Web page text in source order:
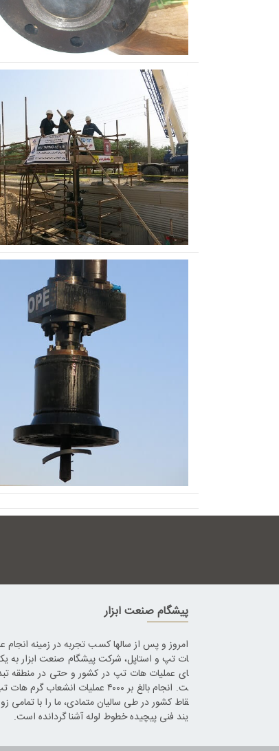
پیشگام صنعت ابزار
امروز و پس از سالها کسب تجربه در زمینه انجام
ات تپ و استاپل، شرکت پیشگام صنعت ابزار به
ای عملیات هات تپ در کشور و حتی در منطقه
ت. انجام بالغ بر ۴۰۰۰ عملیات انشعاب
قاط کشور در طی سالیان متمادی، ما را با تمامی
یند فنی پیچیده خطوط لوله آشنا گردانده است.